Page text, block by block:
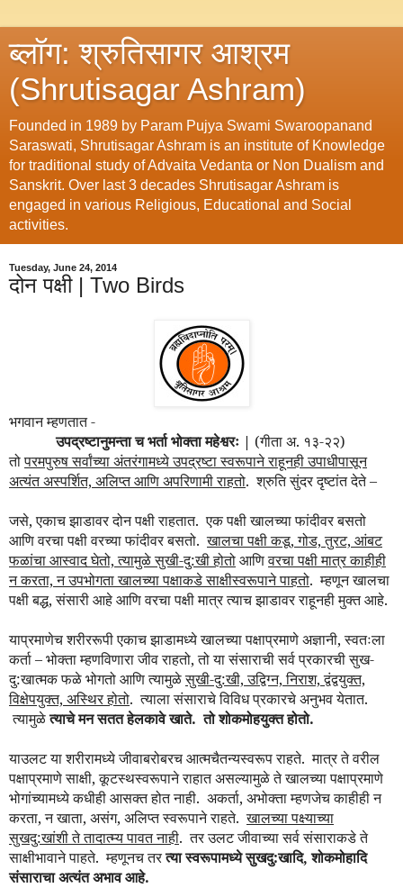
ब्लॉग: श्रुतिसागर आश्रम
(Shrutisagar Ashram)
Founded in 1989 by Param Pujya Swami Swaroopanand
Saraswati, Shrutisagar Ashram is an institute of Knowledge
for traditional study of Advaita Vedanta or Non Dualism and
Sanskrit. Over last 3 decades Shrutisagar Ashram is
engaged in various Religious, Educational and Social
activities.
Tuesday, June 24, 2014
दोन पक्षी | Two Birds
भगवान म्हणतात -
उपद्रष्टानुमन्ता च भर्ता भोक्ता महेश्वरः | (गीता अ. १३-२२)
तोपरमपुरुष सर्वांच्या अंतरंगामध्येउपद्रष्टास्वरूपाने राहूनही उपाधीपासून
अत्यंत अस्पर्शित, अलिप्त आणि अपरिणामी राहतो. श्रुति सुंदर दृष्टांत देते –
जसे, एकाच झाडावर दोन पक्षी राहतात. एक पक्षी खालच्या फांदीवर बसतो
आणि वरचा पक्षी वरच्या फांदीवर बसतो. खालचा पक्षी कडू, गोड, तुरट, आंबट
फळांचा आस्वाद घेतो, त्यामुळे सुखी-दु:खी होतोआणिवरचा पक्षी मात्र काहीही
न करता, न उपभोगता खालच्या पक्षाकडे साक्षीस्वरूपाने पाहतो. म्हणून खालचा
पक्षी बद्ध, संसारी आहे आणि वरचा पक्षी मात्र त्याच झाडावर राहूनही मुक्त आहे.
याप्रमाणेच शरीररूपी एकाच झाडामध्ये खालच्या पक्षाप्रमाणे अज्ञानी, स्वतःला
कर्ता – भोक्ता म्हणविणारा जीव राहतो, तो या संसाराची सर्व प्रकारची सुख-
दु:खात्मक फळे भोगतो आणि त्यामुळेसुखी-दु:खी, उद्विग्न, निराश, द्वंद्वयुक्त,
विक्षेपयुक्त, अस्थिर होतो. त्याला संसाराचे विविध प्रकारचे अनुभव येतात.
त्यामुळेत्याचे मन सतत हेलकावे खाते. तो शोकमोहयुक्त होतो.
याउलट या शरीरामध्ये जीवाबरोबरच आत्मचैतन्यस्वरूप राहते. मात्र ते वरील
पक्षाप्रमाणे साक्षी, कूटस्थस्वरूपाने राहात असल्यामुळे ते खालच्या पक्षाप्रमाणे
भोगांच्यामध्ये कधीही आसक्त होत नाही. अकर्ता, अभोक्ता म्हणजेच काहीही न
करता, न खाता, असंग, अलिप्त स्वरूपाने राहते. खालच्या पक्ष्याच्या
सुखदु:खांशी ते तादात्म्य पावत नाही. तर उलट जीवाच्या सर्व संसाराकडे ते
साक्षीभावाने पाहते. म्हणूनच तरत्या स्वरूपामध्ये सुखदु:खादि, शोकमोहादि
संसाराचा अत्यंत अभाव आहे.